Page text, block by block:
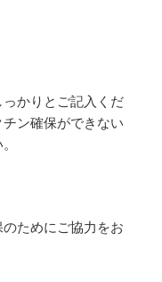
かりとご記入くだ
ン確保ができない
ためにご協力をお